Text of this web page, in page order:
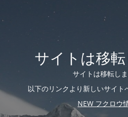
サイトは移
サイトは移転しま
以下のリンクより新しいサイト
NEW フクロウ